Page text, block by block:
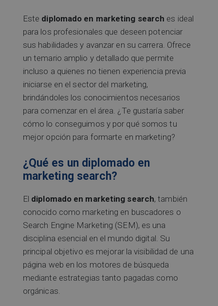
Este diplomado en marketing search es ideal
para los profesionales que deseen potenciar
sus habilidades y avanzar en su carrera. Ofrece
un temario amplio y detallado que permite
incluso a quienes no tienen experiencia previa
iniciarse en el sector del marketing,
brindándoles los conocimientos necesarios
para comenzar en el área. ¿Te gustaría saber
cómo lo conseguimos y por qué somos tu
mejor opción para formarte en marketing?
¿Qué es un diplomado en
marketing search?
El diplomado en marketing search, también
conocido como marketing en buscadores o
Search Engine Marketing (SEM), es una
disciplina esencial en el mundo digital. Su
principal objetivo es mejorar la visibilidad de una
página web en los motores de búsqueda
mediante estrategias tanto pagadas como
orgánicas.